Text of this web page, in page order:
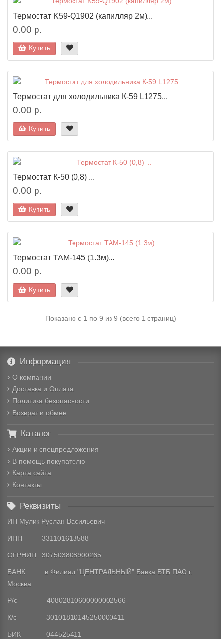
Термостат K59-Q1902 (капилляр 2м)...
0.00 р.
Купить
Термостат для холодильника К-59 L1275...
0.00 р.
Купить
Термостат К-50 (0,8) ...
0.00 р.
Купить
Термостат ТАМ-145 (1.3м)...
0.00 р.
Купить
Показано с 1 по 9 из 9 (всего 1 страниц)
Информация
О компании
Доставка и Оплата
Политика безопасности
Возврат и обмен
Каталог
Акции и спецпредложения
В помощь покупателю
Карта сайта
Контакты
Реквизиты
ИП Мулик Руслан Васильевич
ИНН 331101613588
ОГРНИП 307503808900265
БАНК в Филиал "ЦЕНТРАЛЬНЫЙ" Банка ВТБ ПАО г.
Москва
Р/с 40802810600000002566
К/с 30101810145250000411
БИК 044525411